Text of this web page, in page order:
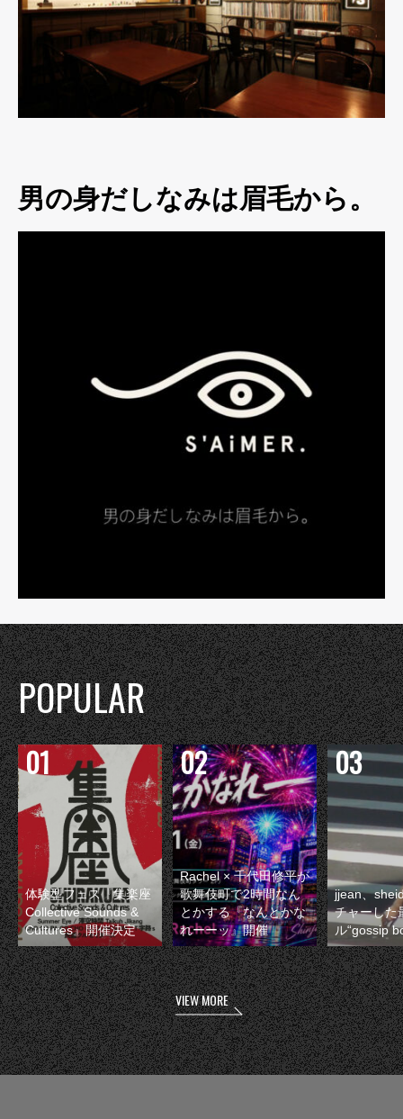
男の身だしなみは眉毛から。
POPULAR
体験型フェス『集楽座
Collective Sounds &
Cultures』開催決定
Rachel × 千代田修平が
歌舞伎町で2時間なん
とかする『なんとかな
れーーッ』開催
jjean、
チャーした
ル“gossip
VIEW MORE